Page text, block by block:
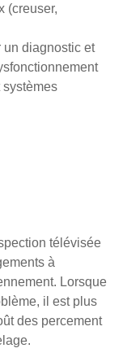
(creuser,
un diagnostic et
télévisée
à
Lorsque
il est plus
des percement